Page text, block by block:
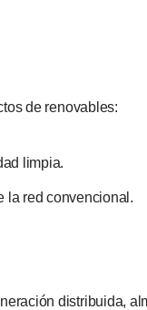
de renovables:
limpia.
la red convencional.
distribuida,